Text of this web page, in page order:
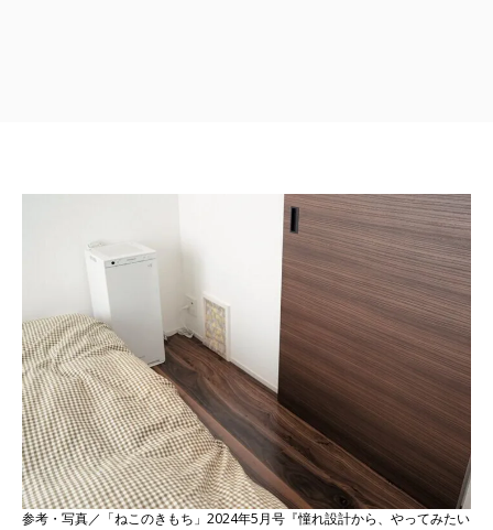
参考・写真／「ねこのきもち」2024年5月号『憧れ設計から、やってみたい